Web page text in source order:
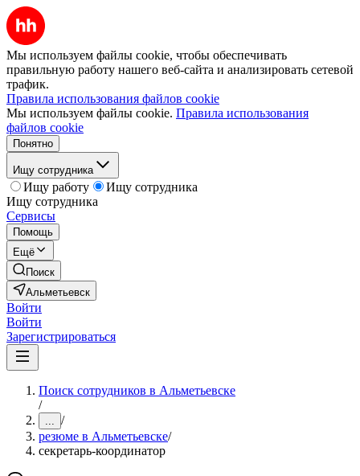
Мы используем файлы cookie, чтобы обеспечивать
правильную работу нашего веб-сайта и анализировать сетевой
трафик.
Правила использования файлов cookie
Мы используем файлы cookie. Правила использования
файлов cookie
Понятно
Ищу сотрудника
Ищу работу
Ищу сотрудника
Ищу сотрудника
Сервисы
Помощь
Ещё
Поиск
Альметьевск
Войти
Войти
Зарегистрироваться
Поиск сотрудников в Альметьевске
/
... /
резюме в Альметьевске/
секретарь-координатор